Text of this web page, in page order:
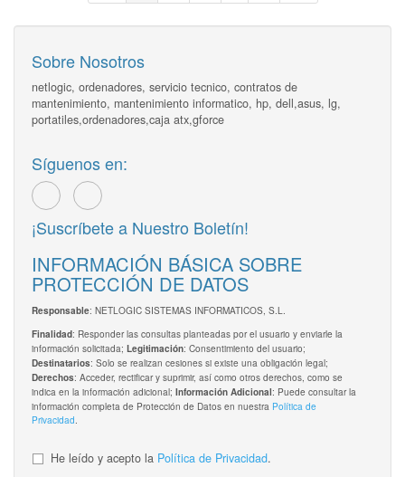
Sobre Nosotros
netlogic, ordenadores, servicio tecnico, contratos de
mantenimiento, mantenimiento informatico, hp, dell,asus, lg,
portatiles,ordenadores,caja atx,gforce
Síguenos en:
¡Suscríbete a Nuestro Boletín!
INFORMACIÓN BÁSICA SOBRE
PROTECCIÓN DE DATOS
Responsable: NETLOGIC SISTEMAS INFORMATICOS, S.L.
Finalidad: Responder las consultas planteadas por el usuario y enviarle la
información solicitada; Legitimación: Consentimiento del usuario;
Destinatarios: Solo se realizan cesiones si existe una obligación legal;
Derechos: Acceder, rectificar y suprimir, así como otros derechos, como se
indica en la información adicional; Información Adicional: Puede consultar la
información completa de Protección de Datos en nuestra Política de
Privacidad.
He leído y acepto la Política de Privacidad.